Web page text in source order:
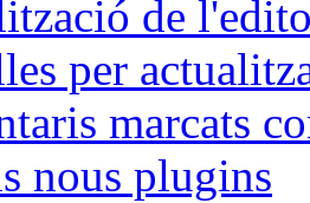
de
per
marcats
nous plugins